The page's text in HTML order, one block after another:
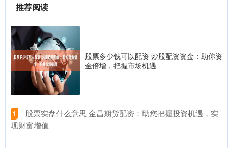
推荐阅读
股票多少钱可以配资 炒股配资资金：助你资
金倍增，把握市场机遇
1
​股票实盘什么意思 金昌期货配资：助您把握投资机遇，实
现财富增值